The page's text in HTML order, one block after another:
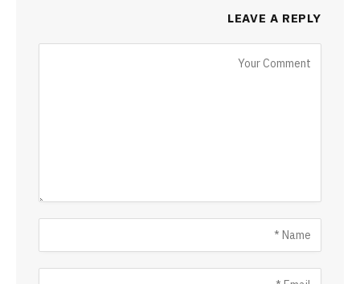
LEAVE A REPLY